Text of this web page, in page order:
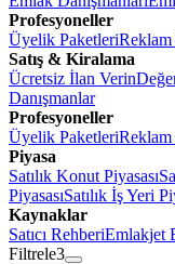
Profesyoneller
Üyelik Paketleri
Satış & Kiralama
Ücretsiz İlan Verin
Danışmanlar
Profesyoneller
Üyelik Paketleri
Piyasa
Satılık Konut Piyasası
PiyasasıSatılık İş Yeri
Kaynaklar
Satıcı RehberiEmlakjet
Filtrele3